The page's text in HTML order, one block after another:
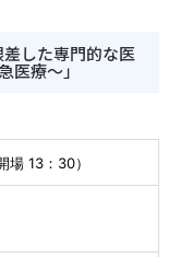
した専門的な医
医療～」
13：30）